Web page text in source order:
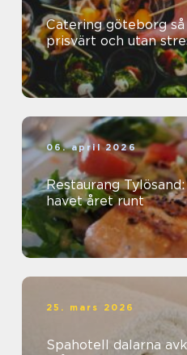
Catering göteborg så planerar du smart,
prisvärt och utan
06. april 2026
Restaurang
havet året runt
25. mars 2026
Spahotell dalarna avkoppling bland